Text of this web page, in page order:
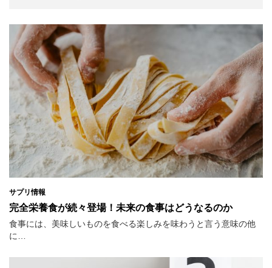
サプリ情報
完全栄養食が続々登場！未来の食事はどうなるのか
食事には、美味しいものを食べる楽しみを味わうと言う意味の他
に…